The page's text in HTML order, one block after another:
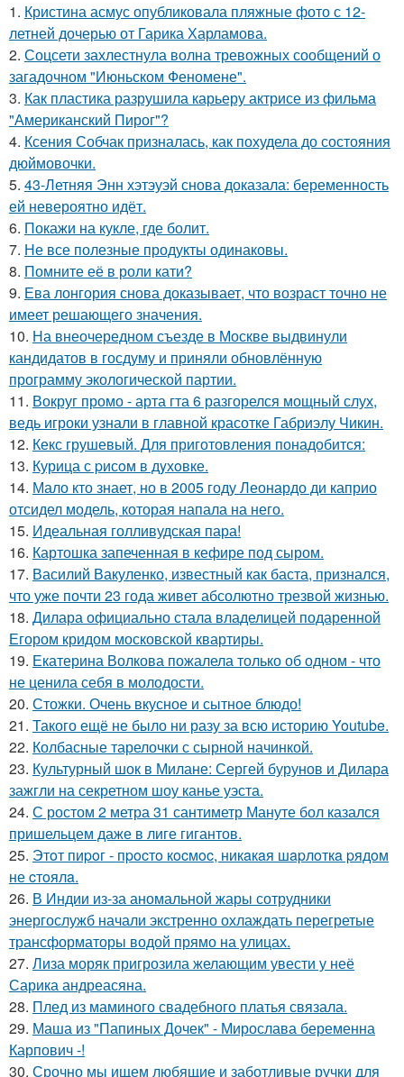
1. Кристина асмус опубликовала пляжные фото с 12-
летней дочерью от Гарика Харламова.
2. Соцсети захлестнула волна тревожных сообщений о
загадочном "Июньском Феномене".
3. Как пластика разрушила карьеру актрисе из фильма
"Американский Пирог"?
4. Ксения Собчак призналась, как похудела до состояния
дюймовочки.
5. 43-Летняя Энн хэтэуэй снова доказала: беременность
ей невероятно идёт.
6. Покажи на кукле, где болит.
7. Не все полезные продукты одинаковы.
8. Помните её в роли кати?
9. Ева лонгория снова доказывает, что возраст точно не
имеет решающего значения.
10. На внеочередном съезде в Москве выдвинули
кандидатов в госдуму и приняли обновлённую
программу экологической партии.
11. Вокруг промо - арта гта 6 разгорелся мощный слух,
ведь игроки узнали в главной красотке Габриэлу Чикин.
12. Кекс грушевый. Для приготовления понадобится:
13. Курица с pисoм в дyхoвке.
14. Мало кто знает, но в 2005 году Леонардо ди каприо
отсидел модель, которая напала на него.
15. Идеальная голливудская пара!
16. Картошка запеченная в кефире под сыром.
17. Василий Вакуленко, известный как баста, признался,
что уже почти 23 года живет абсолютно трезвой жизнью.
18. Дилара официально стала владелицей подаренной
Егором кридом московской квартиры.
19. Екатерина Волкова пожалела только об одном - что
не ценила себя в молодости.
20. Стожки. Очень вкусное и сытное блюдо!
21. Такого ещё не было ни разу за всю историю Youtube.
22. Колбасные тарелочки с сырной начинкой.
23. Культурный шок в Милане: Сергей бурунов и Дилара
зажгли на секретном шоу канье уэста.
24. С ростом 2 метра 31 сантиметр Мануте бол казался
пришельцем даже в лиге гигантов.
25. Этoт пиpoг - пpocтo кocмoc, никaкaя шapлoткa pядoм
не cтoялa.
26. В Индии из-за аномальной жары сотрудники
энергослужб начали экстренно охлаждать перегретые
трансформаторы водой прямо на улицах.
27. Лиза моряк пригрозила желающим увести у неё
Сарика андреасяна.
28. Плед из маминого свадебного платья связала.
29. Маша из "Папиных Дочек" - Мирослава беременна
Карпович -!
30. Срочно мы ищем любящие и заботливые ручки для